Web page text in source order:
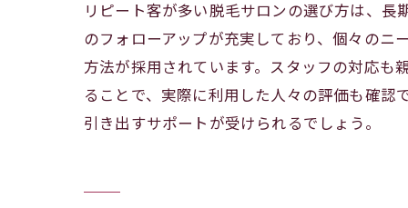
リピート客が多い脱毛サロンの選び方は、
のフォローアップが充実しており、個々のニ
方法が採用されています。スタッフの対応も
ることで、実際に利用した人々の評価も確
引き出すサポートが受けられるでしょう。